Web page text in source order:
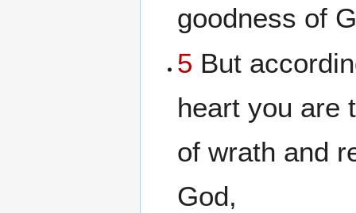
goodness of
5 But
heart you are
of wrath and
God,